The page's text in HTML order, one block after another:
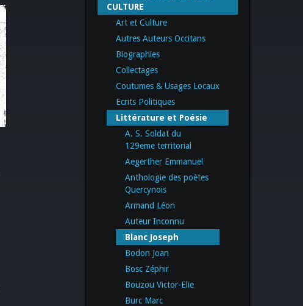
CULTURE
Art et Culture
Autres Auteurs Occitans
Biographies
Collectages
Coutumes & Usages Locaux
Ecrits Politiques
Littérature et Poésie
A. S. Soldat du
129eme territorial
Aegerther Emmanuel
Anthologie des poètes
Quercynois
Armand Léon
Auteur Inconnu
Blanc Joseph
Bodon Joan
Bosc Zéphir
Bouzou Victor-Elie
Burc Marc